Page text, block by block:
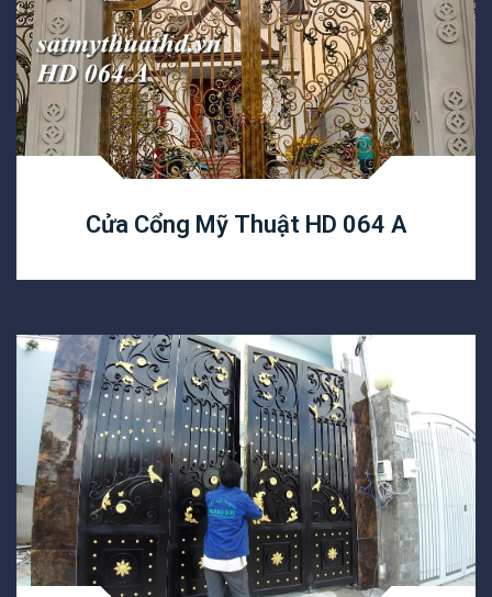
Cửa Cổng Mỹ Thuật HD 064 A